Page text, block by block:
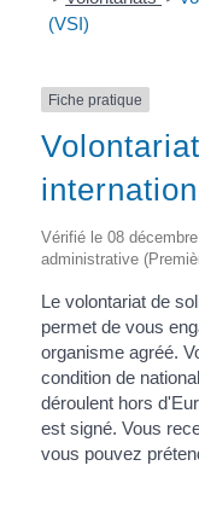
(VSI)
Fiche pratique
Vérifié le 08
administrative
Le volontariat de
permet de vous
organisme agréé.
condition de
déroulent hors
est signé. Vous
vous pouvez